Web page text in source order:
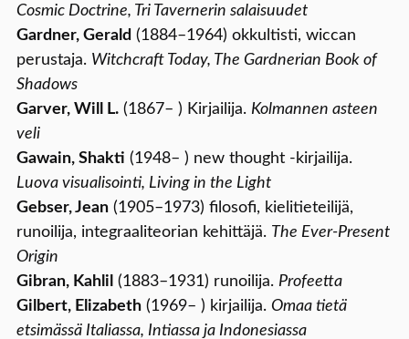
Cosmic Doctrine, Tri Tavernerin salaisuudet
Gardner, Gerald (1884–1964) okkultisti, wiccan
perustaja. Witchcraft Today, The Gardnerian Book of
Shadows
Garver, Will L.(1867– ) Kirjailija. Kolmannen asteen
veli
Gawain, Shakti (1948– ) new thought -kirjailija.
Luova visualisointi, Living in the Light
Gebser, Jean(1905–1973) filosofi, kielitieteilijä,
runoilija, integraaliteorian kehittäjä. The Ever-Present
Origin
Gibran, Kahlil (1883–1931) runoilija. Profeetta
Gilbert, Elizabeth(1969– ) kirjailija. Omaa tietä
etsimässä Italiassa, Intiassa ja Indonesiassa